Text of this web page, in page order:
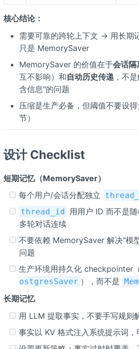
核心结论：
需要可靠的跨轮上下文 → 用长期
只是 MemorySaver
MemorySaver 的价值在于会话隔
互不影响）和自动历史传递 ，不
含信息"的问题
压缩是生产必备，但阈值不要设
节）
设计 Checklist
短期记忆（MemorySaver）
每个用户/会话分配独立
thread_id
用用户 ID 而不是
多轮对话连续
不要依赖 MemorySaver 解决"模
问题
生产环境用持久化 checkpointer
ostgresSaver ），而不是
长期记忆
用 LLM 提取事实，不要手写规则
事实以 KV 格式注入系统提示词，